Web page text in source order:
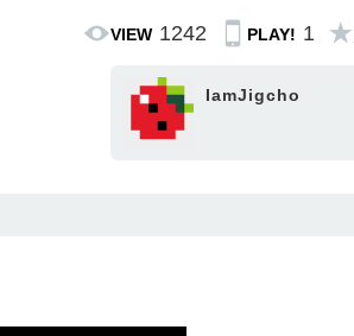
PLAY! 1
VIEW 1242
IamJigcho